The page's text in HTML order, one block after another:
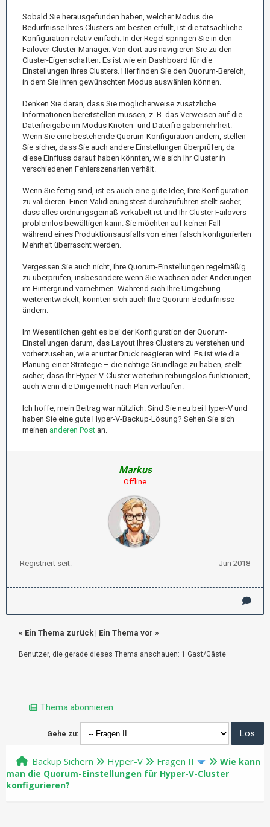
Sobald Sie herausgefunden haben, welcher Modus die
Bedürfnisse Ihres Clusters am besten erfüllt, ist die tatsächliche
Konfiguration relativ einfach. In der Regel springen Sie in den
Failover-Cluster-Manager. Von dort aus navigieren Sie zu den
Cluster-Eigenschaften. Es ist wie ein Dashboard für die
Einstellungen Ihres Clusters. Hier finden Sie den Quorum-Bereich,
in dem Sie Ihren gewünschten Modus auswählen können.
Denken Sie daran, dass Sie möglicherweise zusätzliche
Informationen bereitstellen müssen, z. B. das Verweisen auf die
Dateifreigabe im Modus Knoten- und Dateifreigabemehrheit.
Wenn Sie eine bestehende Quorum-Konfiguration ändern, stellen
Sie sicher, dass Sie auch andere Einstellungen überprüfen, da
diese Einfluss darauf haben könnten, wie sich Ihr Cluster in
verschiedenen Fehlerszenarien verhält.
Wenn Sie fertig sind, ist es auch eine gute Idee, Ihre Konfiguration
zu validieren. Einen Validierungstest durchzuführen stellt sicher,
dass alles ordnungsgemäß verkabelt ist und Ihr Cluster Failovers
problemlos bewältigen kann. Sie möchten auf keinen Fall
während eines Produktionsausfalls von einer falsch konfigurierten
Mehrheit überrascht werden.
Vergessen Sie auch nicht, Ihre Quorum-Einstellungen regelmäßig
zu überprüfen, insbesondere wenn Sie wachsen oder Änderungen
im Hintergrund vornehmen. Während sich Ihre Umgebung
weiterentwickelt, könnten sich auch Ihre Quorum-Bedürfnisse
ändern.
Im Wesentlichen geht es bei der Konfiguration der Quorum-
Einstellungen darum, das Layout Ihres Clusters zu verstehen und
vorherzusehen, wie er unter Druck reagieren wird. Es ist wie die
Planung einer Strategie – die richtige Grundlage zu haben, stellt
sicher, dass Ihr Hyper-V-Cluster weiterhin reibungslos funktioniert,
auch wenn die Dinge nicht nach Plan verlaufen.
Ich hoffe, mein Beitrag war nützlich. Sind Sie neu bei Hyper-V und
haben Sie eine gute Hyper-V-Backup-Lösung? Sehen Sie sich
meinen anderen Post an.
Markus
Offline
Registriert seit: Jun 2018
« Ein Thema zurück | Ein Thema vor »
Benutzer, die gerade dieses Thema anschauen: 1 Gast/Gäste
Thema abonnieren
Gehe zu:
Backup Sichern Hyper-V Fragen II
Wie kann
man die Quorum-Einstellungen für Hyper-V-Cluster
konfigurieren?